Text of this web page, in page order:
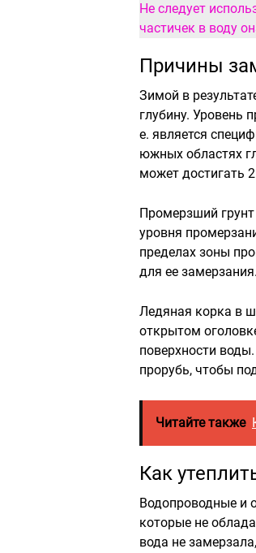
Не следует
частичек в воду
Причины
Зимой в
глубину. Уровень
е. является
южных областях
может достигать
Промерзший
уровня
пределах зоны
для ее
Ледяная корка в
открытом
поверхности
прорубь, чтобы
Читайте также
Как
Водопроводные и
которые не
вода не